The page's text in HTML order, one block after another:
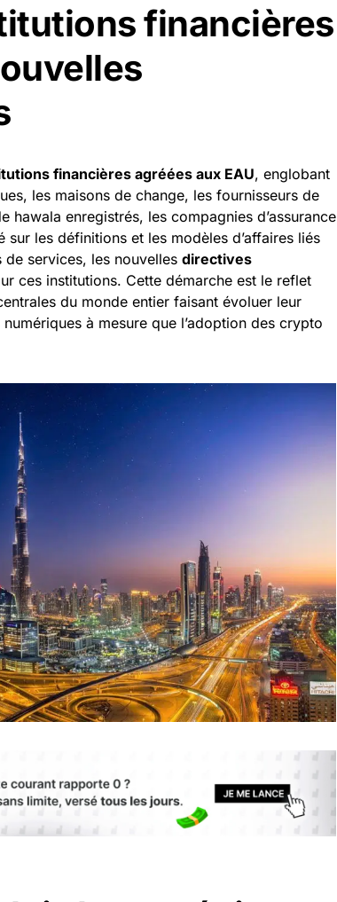
financières
financières agréées aux EAU, englobant
les maisons de change, les fournisseurs de
hawala enregistrés, les compagnies d’assurance
les définitions et les modèles d’affaires liés
services, les nouvelles directives
ces institutions. Cette démarche est le reflet
du monde entier faisant évoluer leur
à mesure que l’adoption des crypto